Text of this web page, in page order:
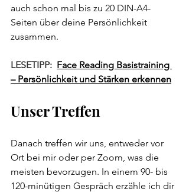
auch schon mal bis zu 20 DIN-A4-
Seiten über deine Persönlichkeit
zusammen.
LESETIPP: Face Reading Basistraining
– Persönlichkeit und Stärken erkennen
Unser Treffen
Danach treffen wir uns, entweder vor
Ort bei mir oder per Zoom, was die
meisten bevorzugen. In einem 90- bis
120-minütigen Gespräch erzähle ich dir